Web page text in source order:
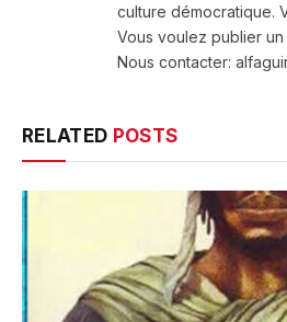
culture démocratique.
Vous voulez publier
Nous contacter:
RELATED POSTS